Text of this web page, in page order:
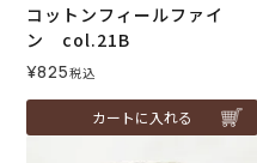
コットンフィールファイ
ン col.21B
¥825税込
カートに入れる